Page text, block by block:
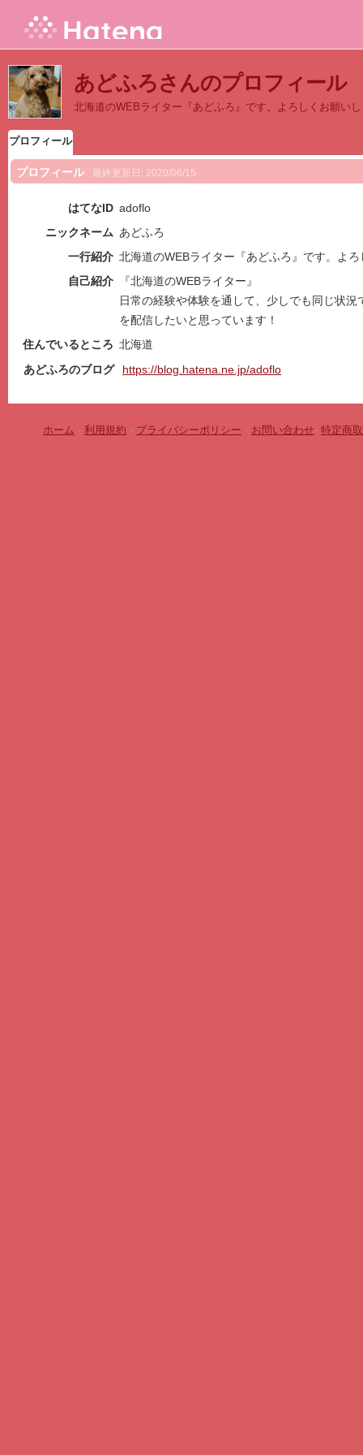
あどふろさんのプロフィール
北海道のWEBライター『あどふろ』です。よろしくお願い
プロフィール
プロフィール 最終更新日: 2020/06/15
はてなID adoflo
ニックネーム あどふろ
一行紹介 北海道のWEBライター『あどふろ』です。よ
自己紹介
『北海道のWEBライター』
日常の経験や体験を通して、少しでも同じ状
を配信したいと思っています！
住んでいるところ 北海道
あどふろのブログ
https://blog.hatena.ne.jp/adoflo
ホーム - 利用規約 - プライバシーポリシー - お問い合わせ- 特定商